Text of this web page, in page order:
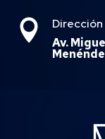

Dirección
Av.